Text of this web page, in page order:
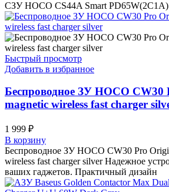
СЗУ HOCO CS44A Smart PD65W(2C1A)
Быстрый просмотр
Добавить в избранное
Беспроводное ЗУ HOCO CW30
magnetic wireless fast charger
1 999 ₽
В корзину
Беспроводное ЗУ HOCO CW30 Pro
wireless fast charger silver Надежное
ваших гаджетов. Практичный дизайн